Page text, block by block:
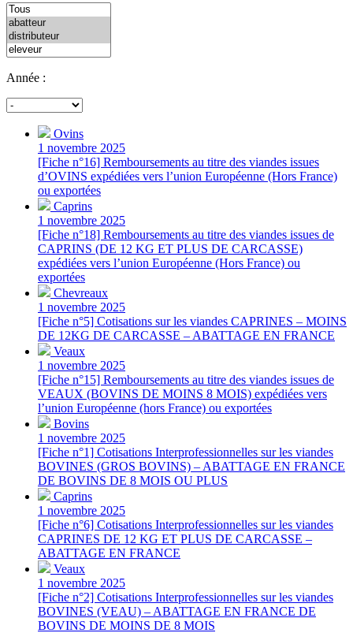
Année :
Ovins
1 novembre 2025
[Fiche n°16] Remboursements au titre des viandes issues
d’OVINS expédiées vers l’union Européenne (Hors France)
ou exportées
Caprins
1 novembre 2025
[Fiche n°18] Remboursements au titre des viandes issues de
CAPRINS (DE 12 KG ET PLUS DE CARCASSE)
expédiées vers l’union Européenne (Hors France) ou
exportées
Chevreaux
1 novembre 2025
[Fiche n°5] Cotisations sur les viandes CAPRINES – MOINS
DE 12KG DE CARCASSE – ABATTAGE EN FRANCE
Veaux
1 novembre 2025
[Fiche n°15] Remboursements au titre des viandes issues de
VEAUX (BOVINS DE MOINS 8 MOIS) expédiées vers
l’union Européenne (hors France) ou exportées
Bovins
1 novembre 2025
[Fiche n°1] Cotisations Interprofessionnelles sur les viandes
BOVINES (GROS BOVINS) – ABATTAGE EN FRANCE
DE BOVINS DE 8 MOIS OU PLUS
Caprins
1 novembre 2025
[Fiche n°6] Cotisations Interprofessionnelles sur les viandes
CAPRINES DE 12 KG ET PLUS DE CARCASSE –
ABATTAGE EN FRANCE
Veaux
1 novembre 2025
[Fiche n°2] Cotisations Interprofessionnelles sur les viandes
BOVINES (VEAU) – ABATTAGE EN FRANCE DE
BOVINS DE MOINS DE 8 MOIS